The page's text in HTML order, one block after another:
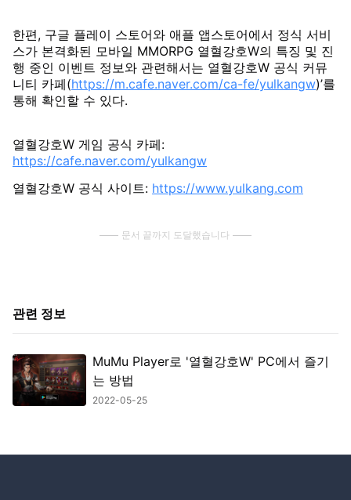
한편, 구글 플레이 스토어와 애플 앱스토어에서 정식 서비
스가 본격화된 모바일 MMORPG 열혈강호W의 특징 및 진
행 중인 이벤트 정보와 관련해서는 열혈강호W 공식 커뮤
니티 카페(https://m.cafe.naver.com/ca-fe/yulkangw)’를
통해 확인할 수 있다.
열혈강호W 게임 공식 카페:
https://cafe.naver.com/yulkangw
열혈강호W 공식 사이트: https://www.yulkang.com
문서 끝까지 도달했습니다
관련 정보
MuMu Player로 '열혈강호W' PC에서 즐기
는 방법
2022-05-25